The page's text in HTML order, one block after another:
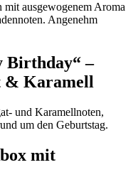
ausgewogenem Aroma
Angenehm
Birthday“ –
& Karamell
und Karamellnoten,
um den Geburtstag.
mit